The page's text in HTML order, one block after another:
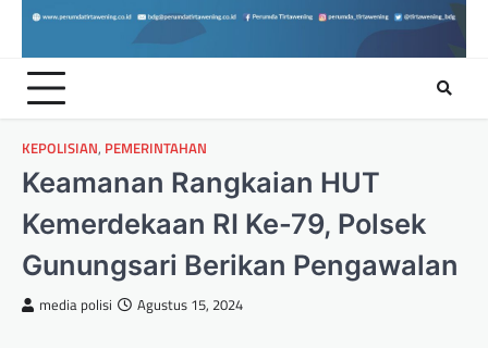
KEPOLISIAN, PEMERINTAHAN
Keamanan Rangkaian HUT
Kemerdekaan RI Ke-79, Polsek
Gunungsari Berikan Pengawalan
media polisi Agustus 15, 2024